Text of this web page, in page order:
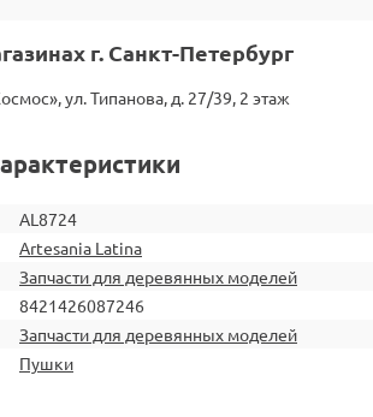
г. Санкт-Петербург
ул. Типанова, д. 27/39, 2 этаж
AL8724
Artesania Latina
Запчасти для деревянных моделей
8421426087246
Запчасти для деревянных моделей
Пушки